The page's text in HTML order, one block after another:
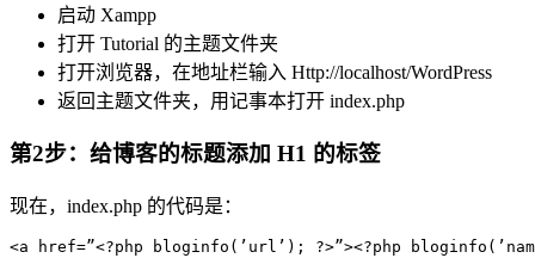
启动 Xampp
打开 Tutorial 的主题文件夹
打开浏览器，在地址栏输入 Http://localhost/WordPress
返回主题文件夹，用记事本打开 index.php
第2步：给博客的标题添加 H1 的标签
现在，index.php 的代码是：